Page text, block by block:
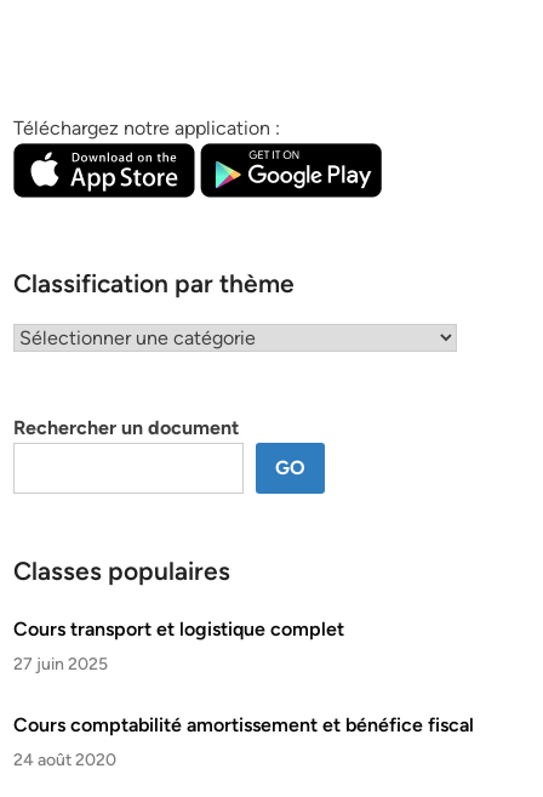
Téléchargez notre application :
Classification par thème
Classification
Rechercher un document
GO
Classes populaires
Cours transport et logistique complet
27 juin 2025
Cours comptabilité amortissement et bénéfice fiscal
24 août 2020